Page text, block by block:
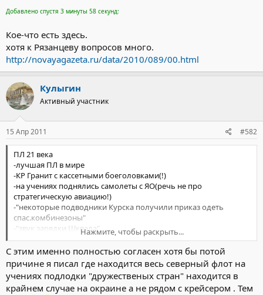
Добавлено спустя 3 минуты 58 секунд:
Кое-что есть здесь.
хотя к Рязанцеву вопросов много.
http://novayagazeta.ru/data/2010/089/00.html
Кулыгин
Активный участник
15 Апр 2011 #582
ПЛ 21 века
-лучшая ПЛ в мире
-КР Гранит с кассетными боеголовками(!)
-на учениях поднялись самолеты с ЯО(речь не про
стратегическую авиацию!)
-"некоторые подводники Курска получили приказ одеть
спас.комбинезоны"
-"звук зарядки Шквала"
И Китайцев приплел.
Раздули Шквал до безобразия.Хотя от него толку-мизер.
Но самый перл-"ее программное обеспечение предназначено
для прицеливания в КОРМОВУЮ ЧАСТЬ ТОРПЕДНОГО ОТСЕКА...
Ах да,достали еще Граниты с ЯБП.
Нажмите, чтобы раскрыть...
С этим именно полностью согласен хотя бы потой
причине я писал где находится весь северный флот на
учениях подлодки "дружественых стран" находится в
крайнем случае на окраине а не рядом с крейсером . Тем